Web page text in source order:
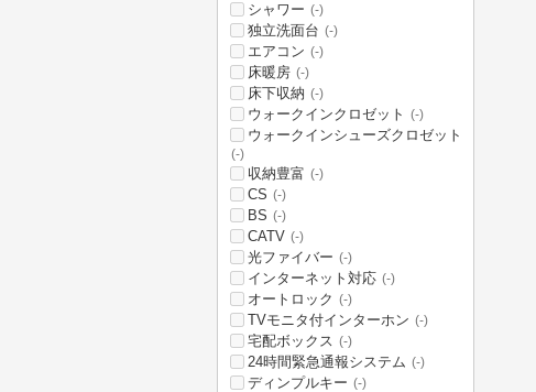
シャワー (-)
独立洗面台 (-)
エアコン (-)
床暖房 (-)
床下収納 (-)
ウォークインクロゼット (-)
ウォークインシューズクロゼット
(-)
収納豊富 (-)
CS (-)
BS (-)
CATV (-)
光ファイバー (-)
インターネット対応 (-)
オートロック (-)
TVモニタ付インターホン (-)
宅配ボックス (-)
24時間緊急通報システム (-)
ディンプルキー (-)